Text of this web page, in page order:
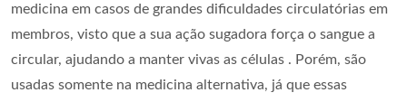
medicina em casos de grandes dificuldades circulatórias em
membros, visto que a sua ação sugadora força o sangue a
circular, ajudando a manter vivas as células . Porém, são
usadas somente na medicina alternativa, já que essas